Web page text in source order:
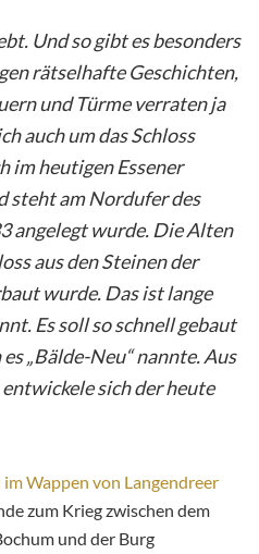
Und so gibt es besonders
rätselhafte Geschichten,
und Türme verraten ja
auch um das Schloss
im heutigen Essener
steht am Nordufer des
angelegt wurde. Die Alten
aus den Steinen der
wurde. Das ist lange
Es soll so schnell gebaut
„Bälde-Neu“ nannte. Aus
sich der heute
Wappen von Langendreer
zum Krieg zwischen dem
und der Burg